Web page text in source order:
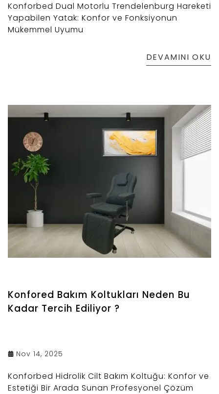
Konforbed Dual Motorlu Trendelenburg Hareketi
Yapabilen Yatak: Konfor ve Fonksiyonun
Mükemmel Uyumu
DEVAMINI OKU
Konfored Bakım Koltukları Neden Bu
Kadar Tercih Ediliyor ?
Nov 14, 2025
Konforbed Hidrolik Cilt Bakım Koltuğu: Konfor ve
Estetiği Bir Arada Sunan Profesyonel Çözüm